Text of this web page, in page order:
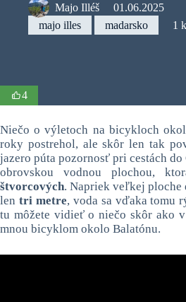
Majo Illéš
01.06.2025
majo illes
madarsko 1
4
Niečo o výletoch na bicykloch
roky postrehol, ale skôr len tak
jazero púta pozornosť pri cestách
obrovskou vodnou plochou,
štvorcových. Napriek veľkej ploche
len tri metre, voda sa vďaka tomu
tu môžete vidieť o niečo skôr ako
mnou bicyklom okolo Balatónu.